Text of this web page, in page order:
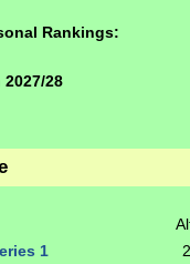
Rankings:
28
1